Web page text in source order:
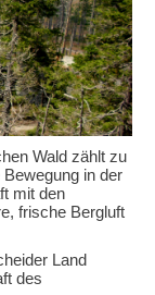
Wald zählt zu
in der
mit den
frische Bergluft
Land
des